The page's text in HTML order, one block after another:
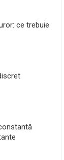
ce trebuie